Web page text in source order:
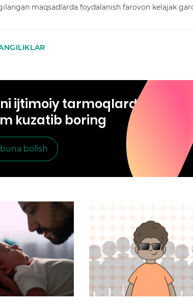
maqsadlarda foydalanish farovon kelajak
ijtimoiy tarmoqlarda
kuzatib boring
bo`lish